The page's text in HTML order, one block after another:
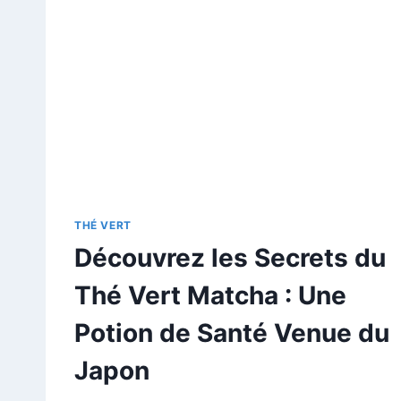
THÉ VERT
Découvrez les Secrets du
Thé Vert Matcha : Une
Potion de Santé Venue du
Japon